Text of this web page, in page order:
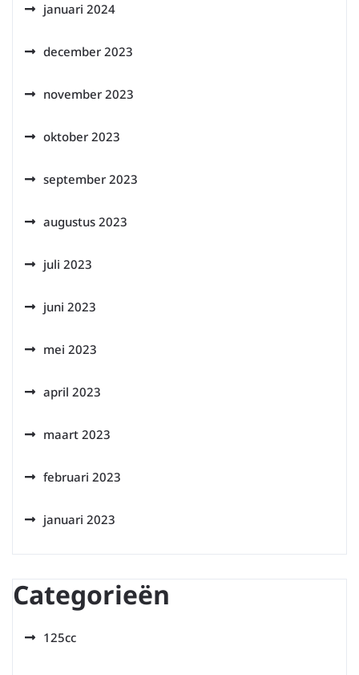
januari 2024
december 2023
november 2023
oktober 2023
september 2023
augustus 2023
juli 2023
juni 2023
mei 2023
april 2023
maart 2023
februari 2023
januari 2023
Categorieën
125cc